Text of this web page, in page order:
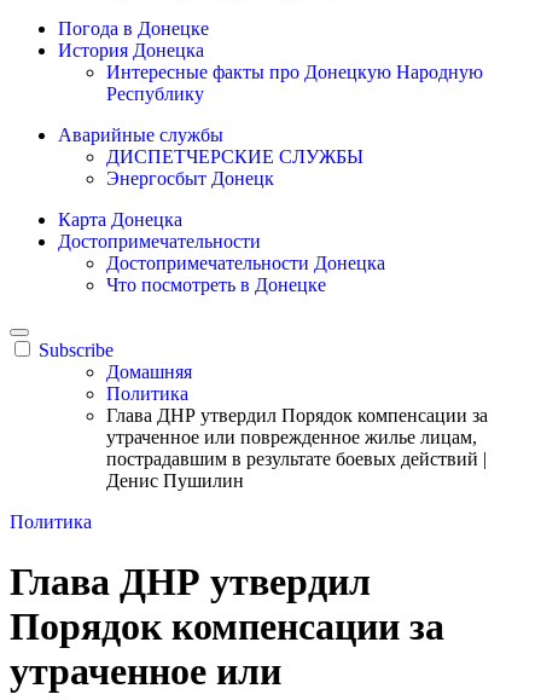
Погода в Донецке
История Донецка
Интересные факты про Донецкую Народную
Республику
Аварийные службы
ДИСПЕТЧЕРСКИЕ СЛУЖБЫ
Энергосбыт Донецк
Карта Донецка
Достопримечательности
Достопримечательности Донецка
Что посмотреть в Донецке
Subscribe
Домашняя
Политика
Глава ДНР утвердил Порядок компенсации за
утраченное или поврежденное жилье лицам,
пострадавшим в результате боевых действий |
Денис Пушилин
Политика
Глава ДНР утвердил
Порядок компенсации за
утраченное или